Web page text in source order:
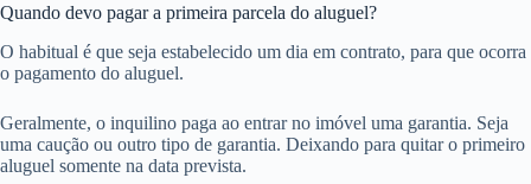
Quando devo pagar a primeira parcela do aluguel?
O habitual é que seja estabelecido um dia em contrato, para que ocorra
o pagamento do aluguel.
Geralmente, o inquilino paga ao entrar no imóvel uma garantia. Seja
uma caução ou outro tipo de garantia. Deixando para quitar o primeiro
aluguel somente na data prevista.